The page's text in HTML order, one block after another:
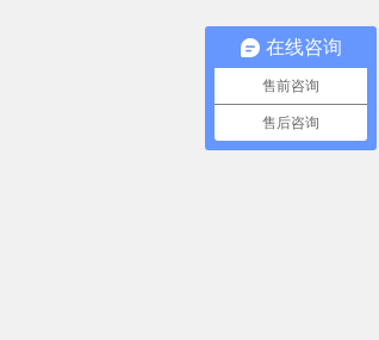
在线咨询
售前咨询
售后咨询